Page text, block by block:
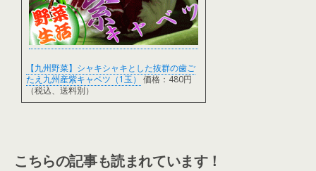
【九州野菜】シャキシャキとした抜群の歯ご
たえ九州産紫キャベツ（1玉） 価格：480円
（税込、送料別）
こちらの記事も読まれています！